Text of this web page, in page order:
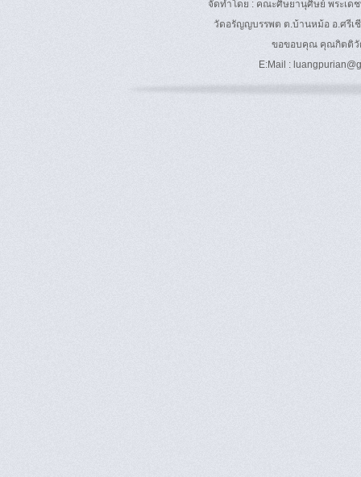
จัดทำโดย : คณะศิษยานุศิษย์ พระเด
วัดอรัญญบรรพต ต.บ้านหม้อ อ.ศรีเ
ขอขอบคุณ คุณกิตติวั
E:Mail :